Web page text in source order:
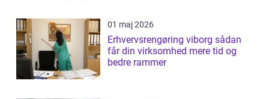
01 maj 2026
Erhvervsrengøring viborg sådan
får din virksomhed mere tid og
bedre rammer